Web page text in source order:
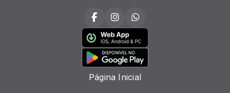
Página Inicial